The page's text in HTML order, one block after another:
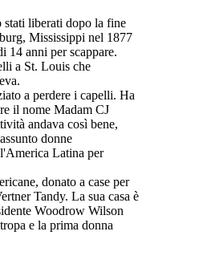
stati liberati dopo la fine
Mississippi nel 1877
14 anni per scappare.
a St. Louis che
a perdere i capelli. Ha
il nome Madam CJ
andava così bene,
donne
Latina per
donato a case per
Tandy. La sua casa è
Woodrow Wilson
e la prima donna